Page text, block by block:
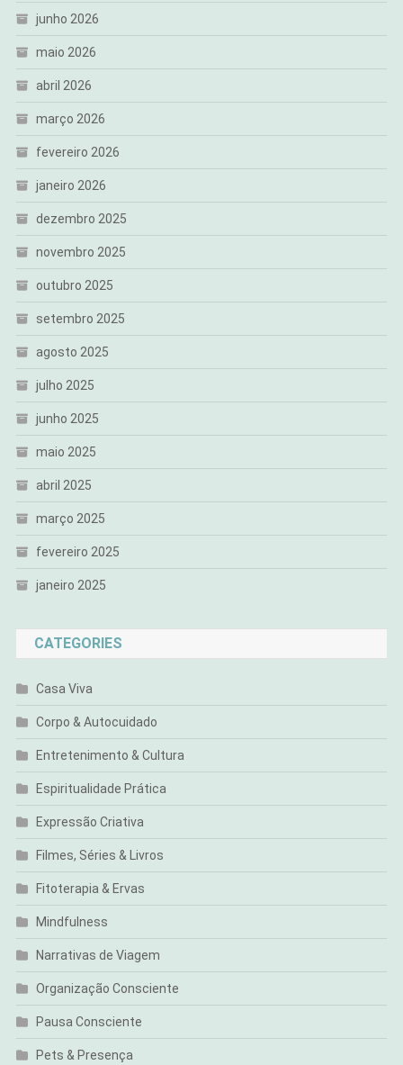
junho 2026
maio 2026
abril 2026
março 2026
fevereiro 2026
janeiro 2026
dezembro 2025
novembro 2025
outubro 2025
setembro 2025
agosto 2025
julho 2025
junho 2025
maio 2025
abril 2025
março 2025
fevereiro 2025
janeiro 2025
CATEGORIES
Casa Viva
Corpo & Autocuidado
Entretenimento & Cultura
Espiritualidade Prática
Expressão Criativa
Filmes, Séries & Livros
Fitoterapia & Ervas
Mindfulness
Narrativas de Viagem
Organização Consciente
Pausa Consciente
Pets & Presença